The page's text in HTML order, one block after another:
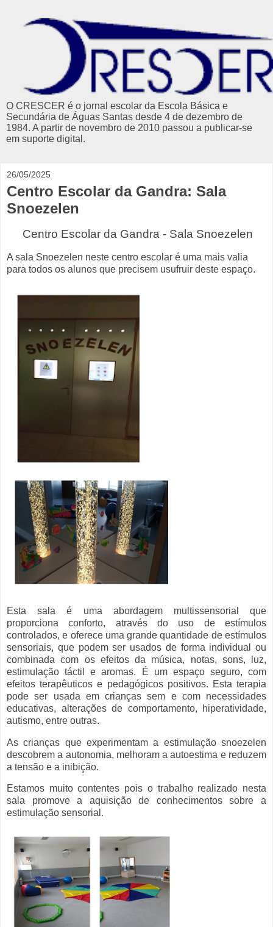
O CRESCER é o jornal escolar da Escola Básica e
Secundária de Águas Santas desde 4 de dezembro de
1984. A partir de novembro de 2010 passou a publicar-se
em suporte digital.
26/05/2025
Centro Escolar da Gandra: Sala
Snoezelen
Centro Escolar da Gandra - Sala Snoezelen
A sala Snoezelen neste centro escolar é uma mais valia
para todos os alunos que precisem usufruir deste espaço.
Esta sala é uma abordagem multissensorial que
proporciona conforto, através do uso de estímulos
controlados, e oferece uma grande quantidade de estímulos
sensoriais, que podem ser usados de forma individual ou
combinada com os efeitos da música, notas, sons, luz,
estimulação táctil e aromas. É um espaço seguro, com
efeitos terapêuticos e pedagógicos positivos. Esta terapia
pode ser usada em crianças sem e com necessidades
educativas, alterações de comportamento, hiperatividade,
autismo, entre outras.
As crianças que experimentam a estimulação snoezelen
descobrem a autonomia, melhoram a autoestima e reduzem
a tensão e a inibição.
Estamos muito contentes pois o trabalho realizado nesta
sala promove a aquisição de conhecimentos sobre a
estimulação sensorial.